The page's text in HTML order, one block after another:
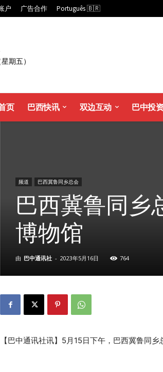
户 广告合作 Português 🇧🇷
期五）
页 巴西快讯 双边互动 巴中投资
频道 巴西冀鲁同乡总会
巴西冀鲁同乡
博物馆
由 巴中通讯社 - 2023年5月16日 764
【巴中通讯社讯】5月15日下午，巴西冀鲁同